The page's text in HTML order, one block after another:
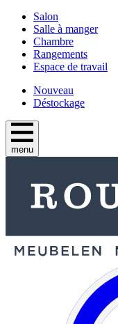
Salon
Salle à manger
Chambre
Rangements
Espace de travail
Nouveau
Déstockage
menu